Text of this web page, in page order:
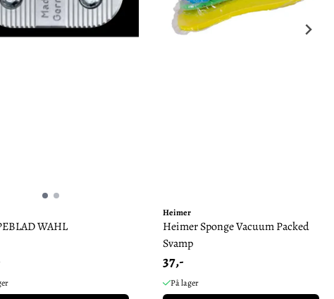
WAHL
Heimer
Heimer Sponge Vacuum Packed
Svamp
37,-
På lager